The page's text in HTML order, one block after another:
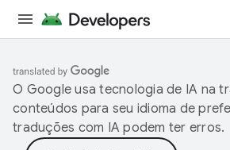
O Google usa tecnologia de IA na
conteúdos para seu idioma de
traduções com IA podem ter erros.